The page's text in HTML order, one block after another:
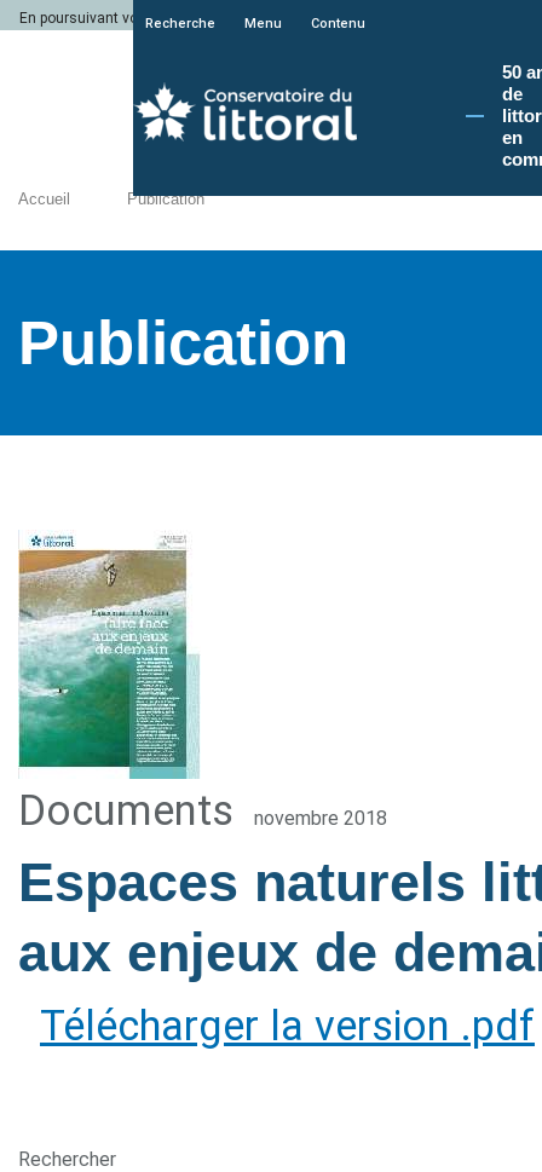
En poursuivant votre navigation sur le site du Conservatoire du littoral, vous
Recherche Menu Contenu
50
de
en
Accueil Publication
Publication
Documents novembre 2018
Espaces naturels
aux enjeux de
Télécharger la version .pdf
Rechercher